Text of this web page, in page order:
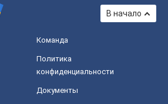
В начало
Команда
Политика
конфиденциальности
Документы